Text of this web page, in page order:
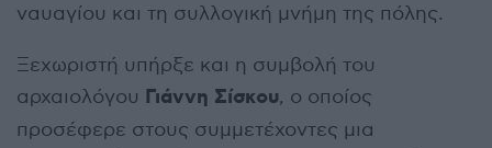
ναυαγίου και τη συλλογική μνήμη της πόλης.
Ξεχωριστή υπήρξε και η συμβολή του
αρχαιολόγου Γιάννη Σίσκου, ο οποίος
προσέφερε στους συμμετέχοντες μια